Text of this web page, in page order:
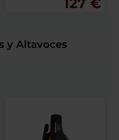
y Altavoces